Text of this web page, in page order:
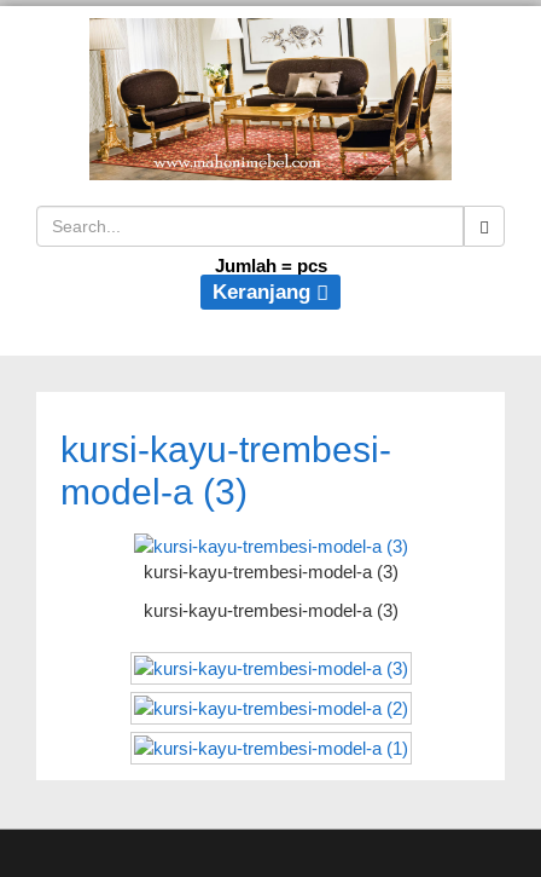
Jumlah = pcs
Keranjang
kursi-kayu-trembesi-
model-a (3)
kursi-kayu-trembesi-model-a (3)
kursi-kayu-trembesi-model-a (3)